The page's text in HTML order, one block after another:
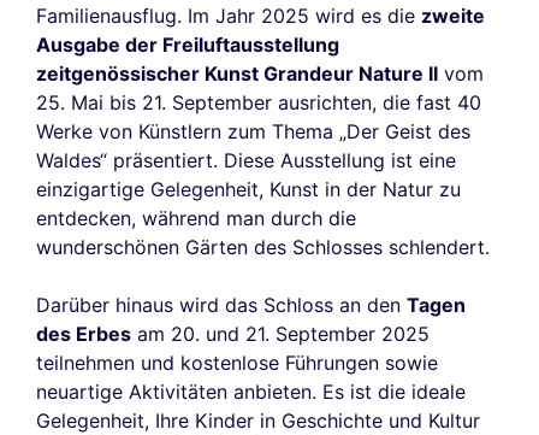
Familienausflug. Im Jahr 2025 wird es die zweite
Ausgabe der Freiluftausstellung
zeitgenössischer Kunst Grandeur Nature II vom
25. Mai bis 21. September ausrichten, die fast 40
Werke von Künstlern zum Thema „Der Geist des
Waldes“ präsentiert. Diese Ausstellung ist eine
einzigartige Gelegenheit, Kunst in der Natur zu
entdecken, während man durch die
wunderschönen Gärten des Schlosses schlendert.
Darüber hinaus wird das Schloss an den Tagen
des Erbes am 20. und 21. September 2025
teilnehmen und kostenlose Führungen sowie
neuartige Aktivitäten anbieten. Es ist die ideale
Gelegenheit, Ihre Kinder in Geschichte und Kultur